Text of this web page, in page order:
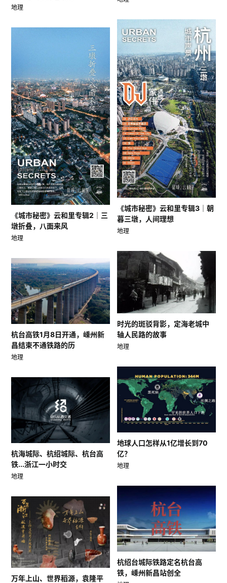
地理
《城市秘密》云和里专辑3｜朝
暮三墩，人间理想
地理
《城市秘密》云和里专辑2｜三
墩折叠，八面来风
地理
时光的斑驳背影，定海老城中
轴人民路的故事
地理
杭台高铁1月8日开通，嵊州新
昌结束不通铁路的历
地理
地球人口怎样从1亿增长到70
亿？
地理
杭海城际、杭绍城际、杭台高
铁...浙江一小时交
地理
杭绍台城际铁路定名杭台高
铁，嵊州新昌站创全
万年上山、世界稻源，袁隆平